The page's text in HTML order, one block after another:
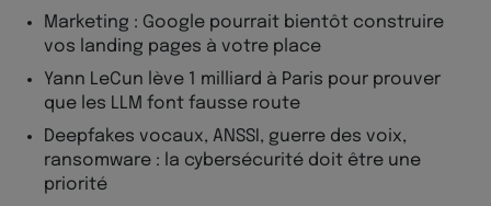
Marketing : Google pourrait bientôt construire
vos landing pages à votre place
Yann LeCun lève 1 milliard à Paris pour prouver
que les LLM font fausse route
Deepfakes vocaux, ANSSI, guerre des voix,
ransomware : la cybersécurité doit être une
priorité